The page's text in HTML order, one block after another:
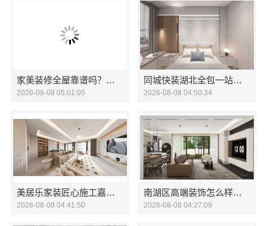
家美装修全屋靠谱吗？嘉兴家美建材科技为您揭秘
2026-08-08 05:01:05
同城快装湖北全包一站式装修日式原木风快速
2026-08-08 04:50:34
美居乐家装匠心施工嘉兴美居乐建材科技
2026-08-08 04:41:50
南湖区高端装饰怎么样，嘉兴锦居装饰材料有限公司值得信赖
2026-08-08 04:27:09